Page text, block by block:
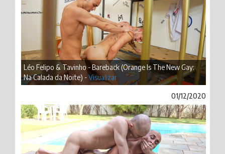
Léo Felipo & Tavinho - Bareback (Orange Is The New Gay:
Na Calada da Noite) -Visualizar
01/12/2020